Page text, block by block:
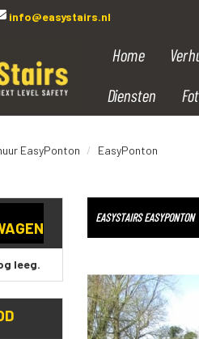
info@easystairs.nl
Home
Diensten
EasyPonton EasyPonton
leeg.
EASYSTAIRS EASYPONTON